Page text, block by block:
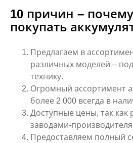
10 причин –
покупать
Предлагаем в
различных моделей –
технику.
Огромный ассортимент
более 2 000 всегда в
Доступные цены, так как
заводами-
Предоставляем полный